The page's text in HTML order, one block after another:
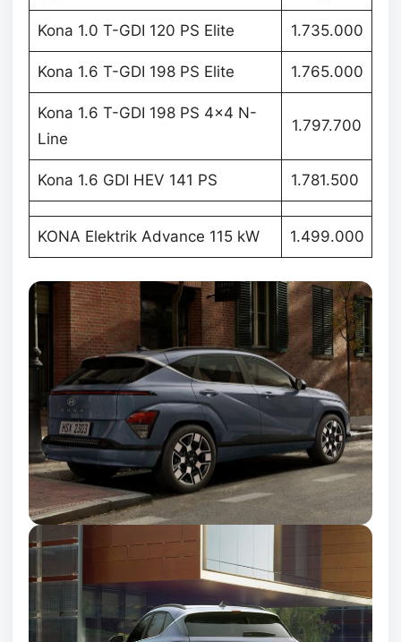
Kona 1.0 T-GDI 120 PS Elite 1.735.000
Kona 1.6 T-GDI 198 PS Elite 1.765.000
Kona 1.6 T-GDI 198 PS 4×4 N-
Line
1.797.700
Kona 1.6 GDI HEV 141 PS 1.781.500
KONA Elektrik Advance 115 kW 1.499.000